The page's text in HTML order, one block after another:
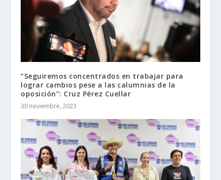
“Seguiremos concentrados en trabajar para
lograr cambios pese a las calumnias de la
oposición”: Cruz Pérez Cuellar
30 noviembre, 2023